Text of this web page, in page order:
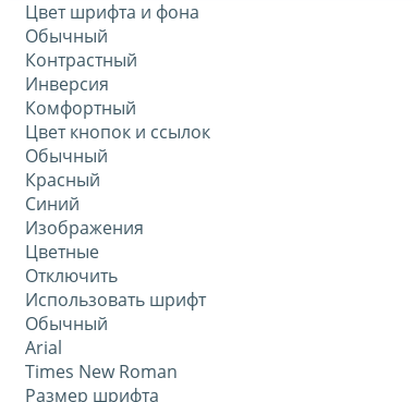
Цвет шрифта и фона
Обычный
Контрастный
Инверсия
Комфортный
Цвет кнопок и ссылок
Обычный
Красный
Синий
Изображения
Цветные
Отключить
Использовать шрифт
Обычный
Arial
Times New Roman
Размер шрифта